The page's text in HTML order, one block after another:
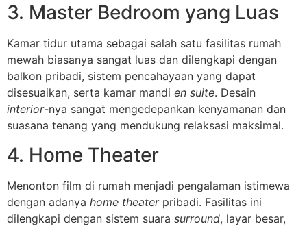
3. Master Bedroom yang Luas
Kamar tidur utama sebagai salah satu fasilitas rumah
mewah biasanya sangat luas dan dilengkapi dengan
balkon pribadi, sistem pencahayaan yang dapat
disesuaikan, serta kamar mandi en suite. Desain
interior-nya sangat mengedepankan kenyamanan dan
suasana tenang yang mendukung relaksasi maksimal.
4. Home Theater
Menonton film di rumah menjadi pengalaman istimewa
dengan adanya home theater pribadi. Fasilitas ini
dilengkapi dengan sistem suara surround, layar besar,